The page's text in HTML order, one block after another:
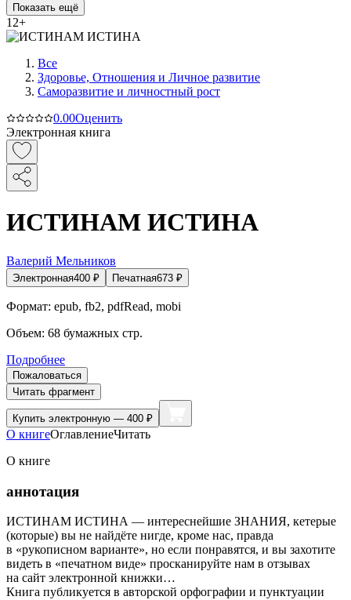
Показать ещё
12+
Все
Здоровье, Отношения и Личное развитие
Саморазвитие и личностный рост
0.00Оценить
Электронная книга
ИСТИНАМ ИСТИНА
Валерий Мельников
Электронная400 ₽ Печатная673 ₽
Формат: epub, fb2, pdfRead, mobi
Объем: 68 бумажных стр.
Подробнее
Пожаловаться
Читать фрагмент
Купить электронную — 400 ₽
О книгеОглавлениеЧитать
О книге
аннотация
ИСТИНАМ ИСТИНА — интереснейшие ЗНАНИЯ, кетерые
(которые) вы не найдёте нигде, кроме нас, правда
в «рукописном варианте», но если понравятся, и вы захотите
видеть в «печатном виде» просканируйте нам в отзывах
на сайт электронной книжки…
Книга публикуется в авторской орфографии и пунктуации